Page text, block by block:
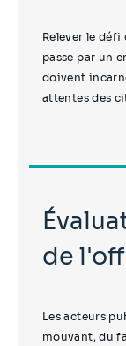
Relever le défi
passe par un
doivent
attentes des
Évaluation et redéfinition
de
Les acteurs
mouvant, du